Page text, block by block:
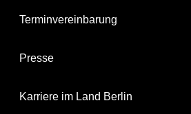
Terminvereinbarung
Presse
Karriere im Land Berlin